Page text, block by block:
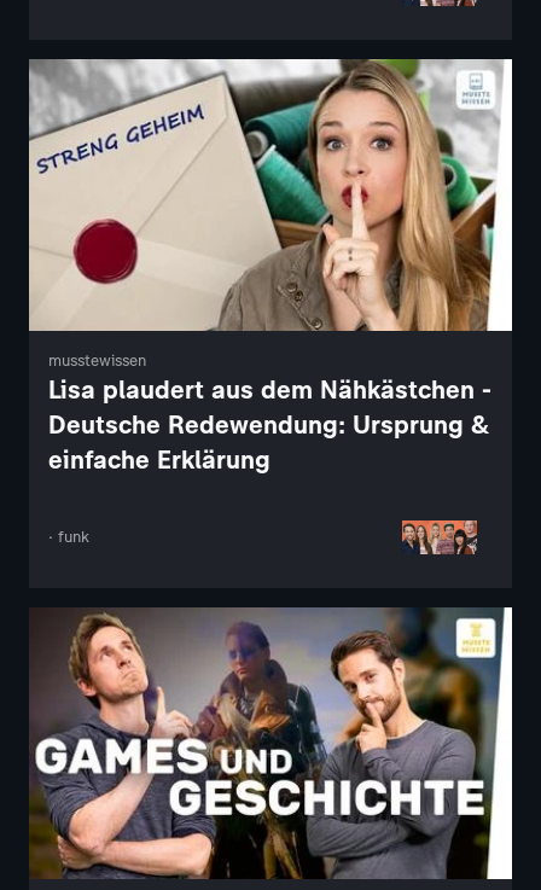
musstewissen
Lisa plaudert aus dem Nähkästchen -
Deutsche Redewendung: Ursprung &
einfache Erklärung
· funk